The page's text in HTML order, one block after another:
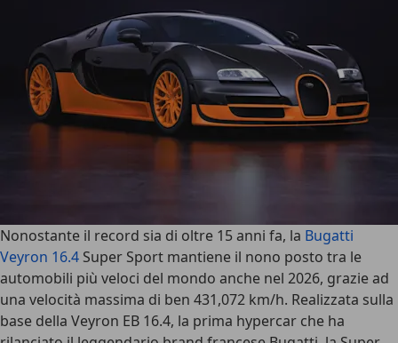
Nonostante il record sia di oltre 15 anni fa, la Bugatti
Veyron 16.4 Super Sport mantiene il nono posto tra le
automobili più veloci del mondo anche nel 2026, grazie ad
una velocità massima di ben 431,072 km/h. Realizzata sulla
base della Veyron EB 16.4, la prima hypercar che ha